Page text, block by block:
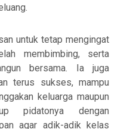
untuk tetap mengingat
membimbing, serta
bersama. Ia juga
terus sukses, mampu
keluarga maupun
pidatonya dengan
agar adik-adik kelas